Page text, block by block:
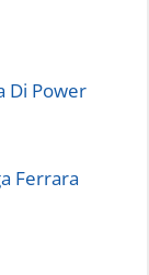
Di Power
Ferrara